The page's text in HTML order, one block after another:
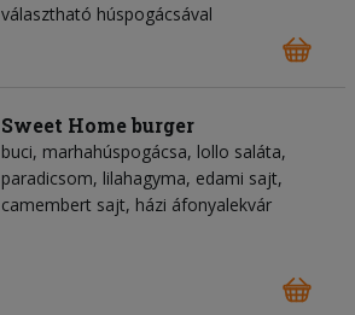
választható húspogácsával
Sweet Home burger
buci, marhahúspogácsa, lollo saláta,
paradicsom, lilahagyma, edami sajt,
camembert sajt, házi áfonyalekvár